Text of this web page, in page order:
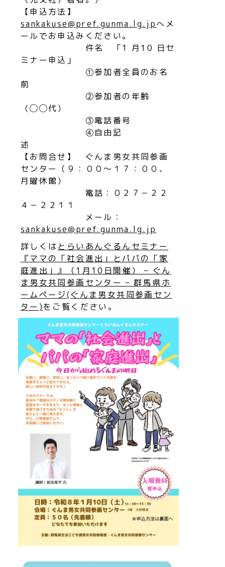
【申込方法】
sankakuse@pref.gunma.lg.jpへメ
ールでお申込みください。
件名 「1 月10 日セ
ミナー申込」
①参加者全員のお名
前
②参加者の年齢
（◯◯代）
③電話番号
④自由記
【お問合せ】 ぐんま男女共同参画
センター（９：００～１７：００、
月曜休館）
電話：０２７－２２
４－２２１１
メール：
sankakuse@pref.gunma.lg.jp
詳しくはとらいあんぐるんセミナー
『ママの「社会進出」とパパの「家
庭進出」』（1月10日開催） – ぐん
ま男女共同参画センター – 群馬県ホ
ームページ(ぐんま男女共同参画セン
ター)をご覧ください。